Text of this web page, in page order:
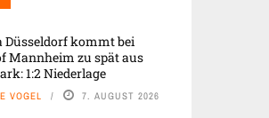
Düsseldorf kommt bei
Mannheim zu spät aus
1:2 Niederlage
VOGEL 7. AUGUST 2026